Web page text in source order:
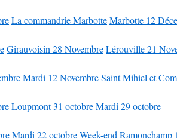
La commandrie MarbotteMarbotte 12
Girauvoisin 28 NovembreLérouville 21
Mardi 12 NovembreSaint Mihiel et
Loupmont 31 octobreMardi 29 octobre
Mardi 22 octobreWeek-end Ramonchamp